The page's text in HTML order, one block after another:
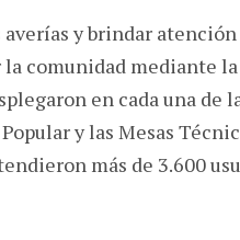
y brindar atención
comunidad mediante la
en cada una de
y las Mesas
más de 3.600